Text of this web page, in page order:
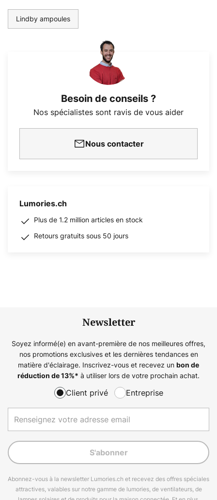
Lindby ampoules
Besoin de conseils ?
Nos spécialistes sont ravis de vous aider
Nous contacter
Lumories.ch
Plus de 1.2 million articles en stock
Retours gratuits sous 50 jours
Newsletter
Soyez informé(e) en avant-première de nos meilleures offres,
nos promotions exclusives et les dernières tendances en
matière d'éclairage. Inscrivez-vous et recevez un bon de
réduction de13%* à utiliser lors de votre prochain achat.
Client privé Entreprise
S'abonner
Abonnez-vous à la newsletter Lumories.ch et recevez des offres spéciales
attractives, valables sur notre gamme de lumories, de ventilateurs, de